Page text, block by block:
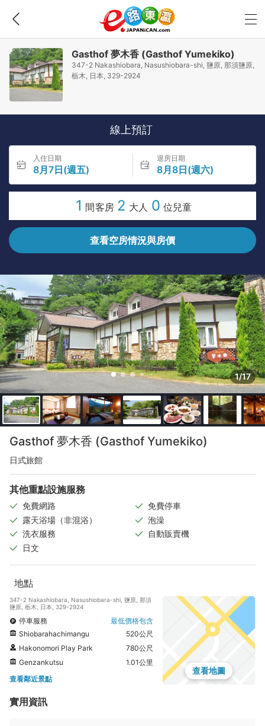
Gasthof 夢木香 (Gasthof Yumekiko)
347-2 Nakashiobara, Nasushiobara-shi, 鹽原, 那須鹽原,
栃木, 日本, 329-2924
線上預訂
入住日期
8月7日(週五)
退房日期
8月8日(週六)
1 間客房 2 大人 0 位兒童
查看空房情況與房價
1/17
Gasthof 夢木香 (Gasthof Yumekiko)
日式旅館
其他重點設施服務
免費網路
免費停車
露天浴場（非混浴）
泡澡
洗衣服務
自動販賣機
日文
地點
347-2 Nakashiobara, Nasushiobara-shi, 鹽原, 那須
鹽原, 栃木, 日本, 329-2924
停車服務
最低價格包含
Shiobarahachimangu
520公尺
Hakonomori Play Park
780公尺
Genzankutsu
1.01公里
查看鄰近景點
查看地圖
實用資訊